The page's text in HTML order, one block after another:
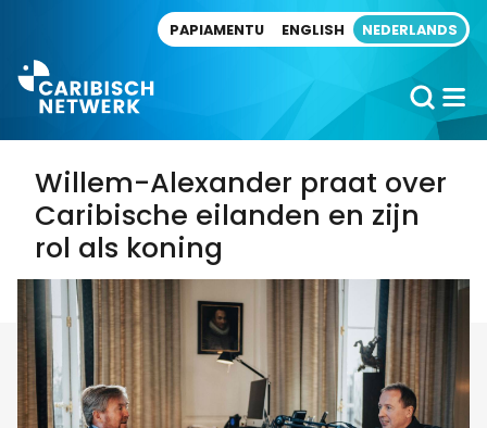
PAPIAMENTU ENGLISH NEDERLANDS
Willem-Alexander praat over
Caribische eilanden en zijn
rol als koning